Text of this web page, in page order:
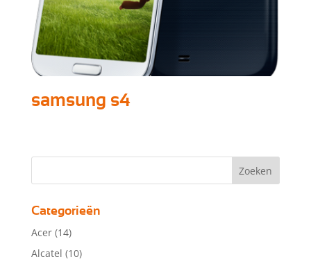
samsung s4
Categorieën
Acer (14)
Alcatel (10)